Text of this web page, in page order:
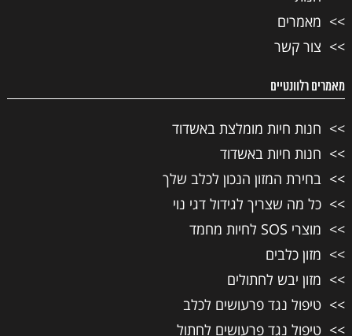
מאמרים
צור קשר
מאמרים רלוונטיים
חנות חיות מומלצת באשדוד
חנות חיות באשדוד
בחירת המזון הנכון לכלב שלך
כל מה שצריך לגידול דגי נוי
מוצרי SOS לחיות מחמד
מזון כלבים
מזון יבש לחתולים
טיפול נגד פרעושים לכלב
טיפול נגד פרעושים לחתול